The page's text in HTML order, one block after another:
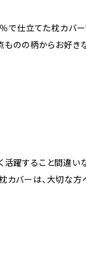
で仕立てた枕カバ
ものの柄からお好
躍すること間違いな
バーは、大切な方